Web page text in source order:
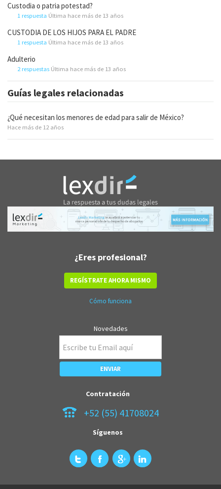
Custodia o patria potestad?
1 respuesta Última hace más de 13 años
CUSTODIA DE LOS HIJOS PARA EL PADRE
1 respuesta Última hace más de 13 años
Adulterio
2 respuestas Última hace más de 13 años
Guías legales relacionadas
¿Qué necesitan los menores de edad para salir de México?
Hace más de 12 años
¿Eres profesional?
REGÍSTRATE AHORA MISMO
Cómo funciona
Novedades
Contratación
+52 (55) 41708024
Síguenos